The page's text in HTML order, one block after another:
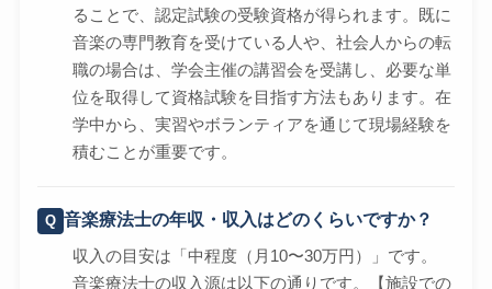
ることで、認定試験の受験資格が得られます。既に
音楽の専門教育を受けている人や、社会人からの転
職の場合は、学会主催の講習会を受講し、必要な単
位を取得して資格試験を目指す方法もあります。在
学中から、実習やボランティアを通じて現場経験を
積むことが重要です。
音楽療法士の年収・収入はどのくらいですか？
収入の目安は「中程度（月10〜30万円）」です。
音楽療法士の収入源は以下の通りです。【施設での